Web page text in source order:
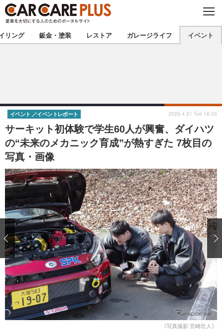
C
O
S
E
★カーケアプラス認定★ 厳選プロショップを地域から探す
甲信越 北陸
東海 関西
中国
九州 沖縄
注目の記事
ショップレポート 愛車 File
自動車豆知識 ストップ！不具合修理＆粗悪修理
鈑金・塗装
ディテイリング
ディテイリング 洗車
ヘッドライト磨き コーティング
フィルム・ラッピング
鈑金・塗装
小キズ直し 防錆
特集記事
ストップ 不具合修理＆粗悪修理
カーメーカー「旧車」関連プロジェ
クト
コラム
ショップ紹介
ショップレポート プロショップ検索
レストア
コラム
リング 鈑金・塗装 レストア ガレージライフ イベント
サーキット初体験で学生60人が興奮、ダイハツ
の“未来のメカニック育成”が熱すぎた 7枚目の
写真・画像
イベント イベントレポート 2026.4.21 Tue 18:00
《写真撮影 宮崎壮人》